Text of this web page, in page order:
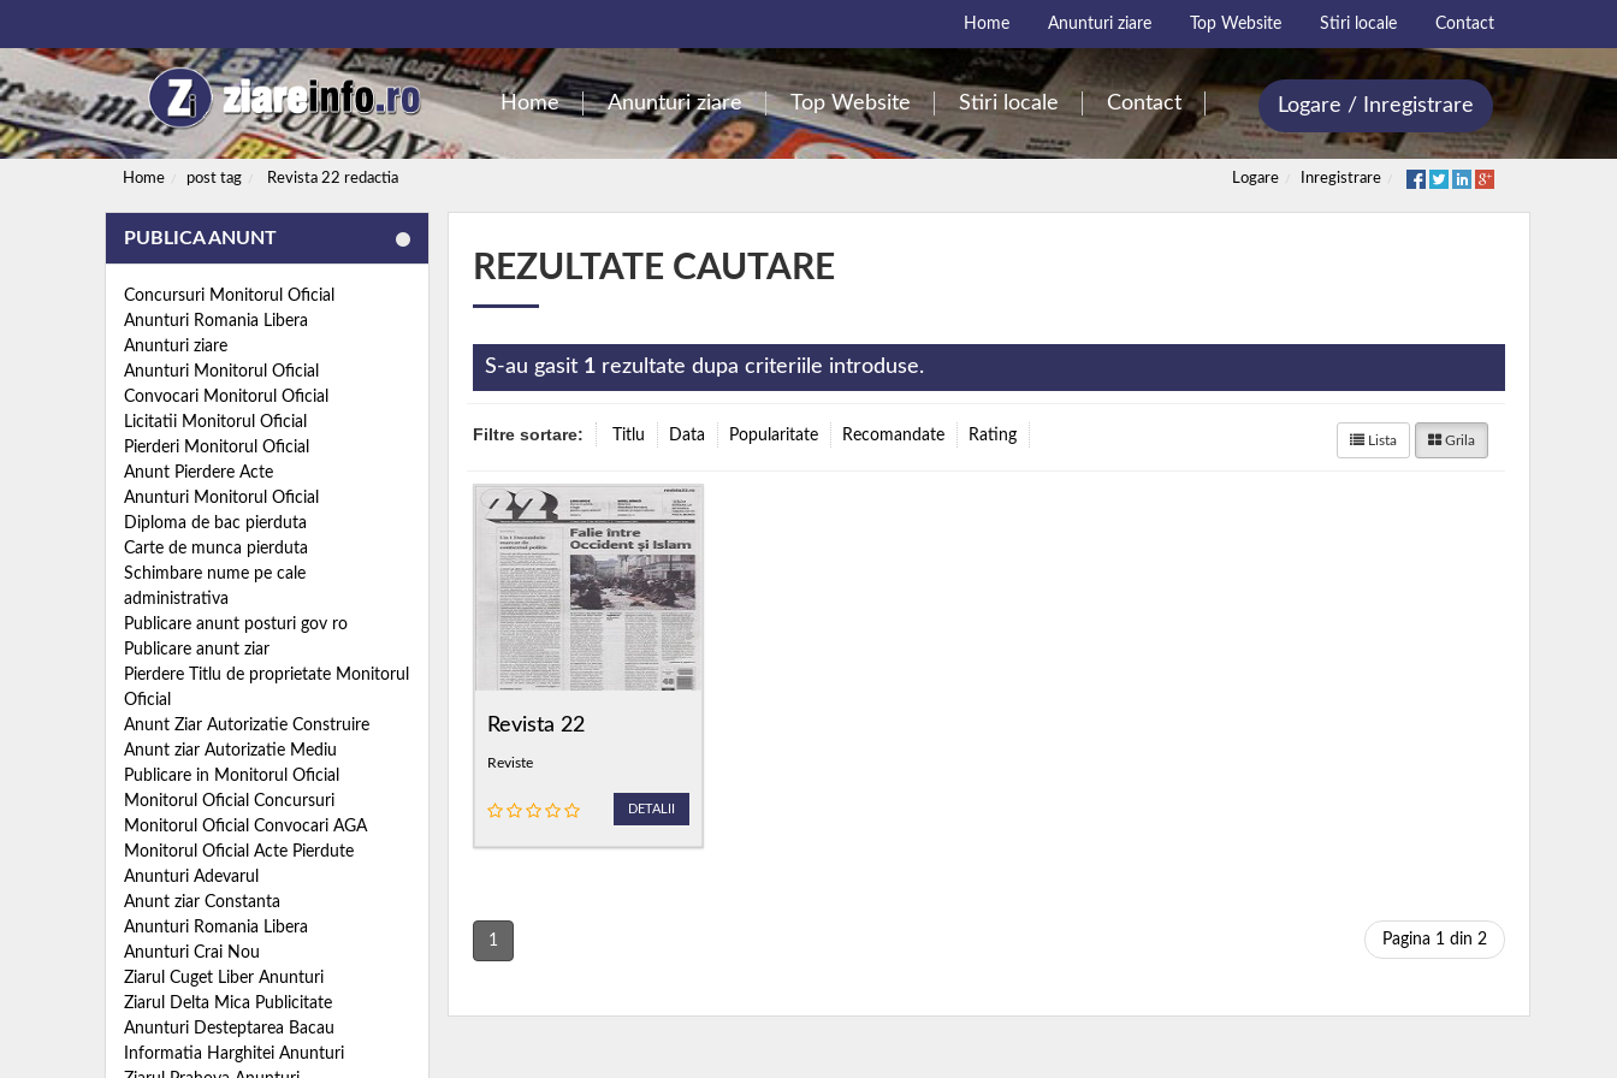
Home Anunturi ziare Top Website Stiri locale Contact
Home Anunturi ziare Top Website Stiri locale Contact Logare / Inregistrare
Home post tag Revista 22 redactia Logare Inregistrare
PUBLICA ANUNT
Concursuri Monitorul Oficial
Anunturi Romania Libera
Anunturi ziare
Anunturi Monitorul Oficial
Convocari Monitorul Oficial
Licitatii Monitorul Oficial
Pierderi Monitorul Oficial
Anunt Pierdere Acte
Anunturi Monitorul Oficial
Diploma de bac pierduta
Carte de munca pierduta
Schimbare nume pe cale
administrativa
Publicare anunt posturi gov ro
Publicare anunt ziar
Pierdere Titlu de proprietate Monitorul
Oficial
Anunt Ziar Autorizatie Construire
Anunt ziar Autorizatie Mediu
Publicare in Monitorul Oficial
Monitorul Oficial Concursuri
Monitorul Oficial Convocari AGA
Monitorul Oficial Acte Pierdute
Anunturi Adevarul
Anunt ziar Constanta
Anunturi Romania Libera
Anunturi Crai Nou
Ziarul Cuget Liber Anunturi
Ziarul Delta Mica Publicitate
Anunturi Desteptarea Bacau
Informatia Harghitei Anunturi
REZULTATE CAUTARE
S-au gasit 1 rezultate dupa criteriile introduse.
Filtre sortare: Titlu Data Popularitate Recomandate Rating Lista Grila
Revista 22
Reviste
DETALII
1 Pagina 1 din 2